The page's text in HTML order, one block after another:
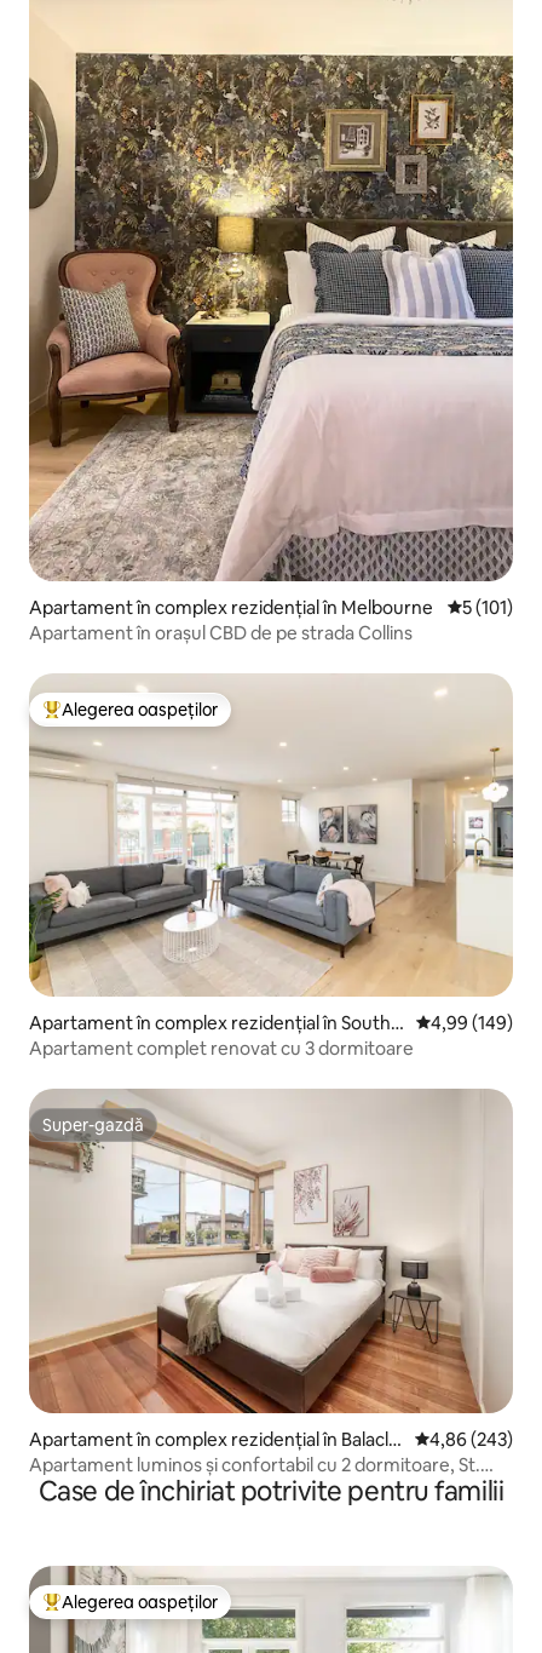
Apartament în complex rezidențial în Melbourne Scor
5 (101)
Apartament în orașul CBD de pe strada Collins
Locuință din topul categoriei Alegerea oaspeților
Alegerea oaspeților
Apartament în complex rezidențial în Southb
ank
Scor mediu de
4,99 (149)
Apartament complet renovat cu 3 dormitoare
Super-gazdă
Super-gazdă
Apartament în complex rezidențial în Balacla
va
Scor mediu de
4,86 (243)
Apartament luminos și confortabil cu 2 dormitoare, St.
Kilda East
Case de închiriat potrivite pentru familii
Locuință din topul categoriei Alegerea oaspeților
Alegerea oaspeților